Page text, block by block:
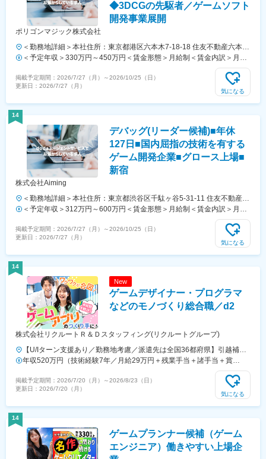
◆3DCGの先駆者／ゲームソフト
開発事業展開
ポリゴンマジック株式会社
＜勤務地詳細＞本社住所：東京都港区六本木7-18-18 住友不動産六本木
通ビル勤務地最寄駅：東京メトロ日比谷線／六本木駅受動喫煙対策：屋
＜予定年収＞330万円～450万円＜賃金形態＞月給制＜賃金内訳＞月額
（基本給）：204,180円～268,839円固定残業手当/月：15,820円～
29,161円（固定残業時間10時間0分/月）超過した時間外労働の残業手
当は追加支給＜月給＞220,000円～298,000円（一律手当を含む）＜昇
ります。月給(月額)は固定手当を含めた表記です。
掲載予定期間： 2026/7/27（月） ～2026/10/25（日）
更新日： 2026/7/27（月）
気になる
14
デバッグ(リーダー候補)■年休
127日■国内屈指の技術を有する
ゲーム開発企業■グロース上場■
新宿
株式会社Aiming
＜勤務地詳細＞本社住所：東京都渋谷区千駄ヶ谷5-31-11 住友不動産新
宿南口ビル5F勤務地最寄駅：各線／新宿駅受動喫煙対策：屋内全面禁
＜予定年収＞312万円～600万円＜賃金形態＞月給制＜賃金内訳＞月額
（基本給）：198,095円～380,952円固定残業手当/月：61,905円～
119,048円（固定残業時間40時間0分/月）超過した時間外労働の残業手
当は追加支給＜月給＞260,000円～500,000円（一律手当を含む）＜昇
す。月給(月額)は固定手当を含めた表記です。
掲載予定期間： 2026/7/27（月） ～2026/10/25（日）
更新日： 2026/7/27（月）
気になる
14
New
ゲームデザイナー・プログラマ
などのモノづくり総合職／d2
株式会社リクルートＲ＆Ｄスタッフィング(リクルートグループ)
【U/Iターン支援あり／勤務地考慮／派遣先は全国36都府県】引越補
助、社員寮、住宅手当制度あり。U/Iターンも歓迎です！■東北エリア／
青森・岩手・宮城・秋田・山形・福島 ■関東エリア／東京・埼玉・神奈
川・千葉・茨城・栃木・群馬 ■北信越エリア／長野・山梨・福井 ■東海
エリア／静岡・愛知・三重・岐阜 ■関西エリア／大阪・京都・奈良・兵
年収520万円（技術経験7年／月給29万円＋残業手当＋諸手当＋賞
与） 年収420万円（技術経験3年／月給24万円＋残業手当＋諸手当＋
賞与）
掲載予定期間： 2026/7/20（月） ～2026/8/23（日）
更新日： 2026/7/20（月）
気になる
14
ゲームプランナー候補（ゲーム
エンジニア）働きやすい上場企